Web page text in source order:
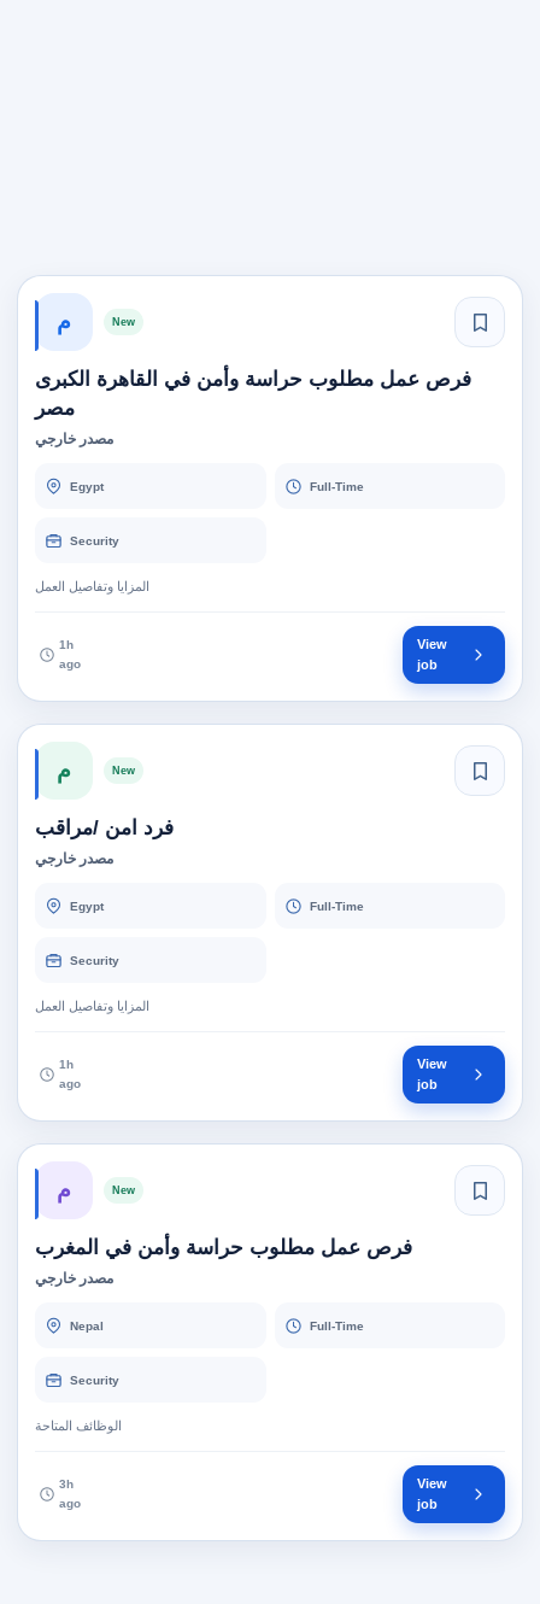
م New
فرص عمل مطلوب حراسة وأمن في القاهرة الكبرى
مصر
مصدر خارجي
Egypt Full-Time
Security
المزايا وتفاصيل العمل
1h
ago
View
job
م New
فرد امن /مراقب
مصدر خارجي
Egypt Full-Time
Security
المزايا وتفاصيل العمل
1h
ago
View
job
م New
فرص عمل مطلوب حراسة وأمن في المغرب
مصدر خارجي
Nepal Full-Time
Security
الوظائف المتاحة
3h
ago
View
job